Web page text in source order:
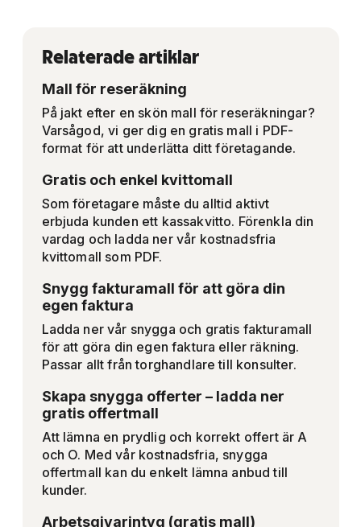
Relaterade artiklar
Mall för reseräkning
På jakt efter en skön mall för reseräkningar?
Varsågod, vi ger dig en gratis mall i PDF-
format för att underlätta ditt företagande.
Gratis och enkel kvittomall
Som företagare måste du alltid aktivt
erbjuda kunden ett kassakvitto. Förenkla din
vardag och ladda ner vår kostnadsfria
kvittomall som PDF.
Snygg fakturamall för att göra din
egen faktura
Ladda ner vår snygga och gratis fakturamall
för att göra din egen faktura eller räkning.
Passar allt från torghandlare till konsulter.
Skapa snygga offerter – ladda ner
gratis offertmall
Att lämna en prydlig och korrekt offert är A
och O. Med vår kostnadsfria, snygga
offertmall kan du enkelt lämna anbud till
kunder.
Arbetsgivarintyg (gratis mall)